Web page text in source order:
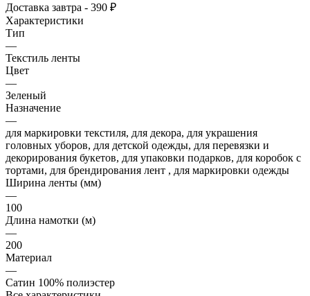
Доставка завтра - 390 ₽
Характеристики
Тип
—
Текстиль ленты
Цвет
—
Зеленый
Назначение
—
для маркировки текстиля, для декора, для украшения
головных уборов, для детской одежды, для перевязки и
декорирования букетов, для упаковки подарков, для коробок с
тортами, для брендирования лент , для маркировки одежды
Ширина ленты (мм)
—
100
Длина намотки (м)
—
200
Материал
—
Сатин 100% полиэстер